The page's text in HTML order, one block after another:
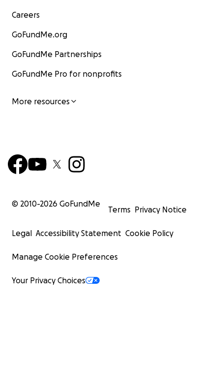
Careers
GoFundMe.org
GoFundMe Partnerships
GoFundMe Pro for nonprofits
More resources
© 2010-2026 GoFundMe
Terms Privacy Notice
Legal Accessibility Statement Cookie Policy
Manage Cookie Preferences
Your Privacy Choices